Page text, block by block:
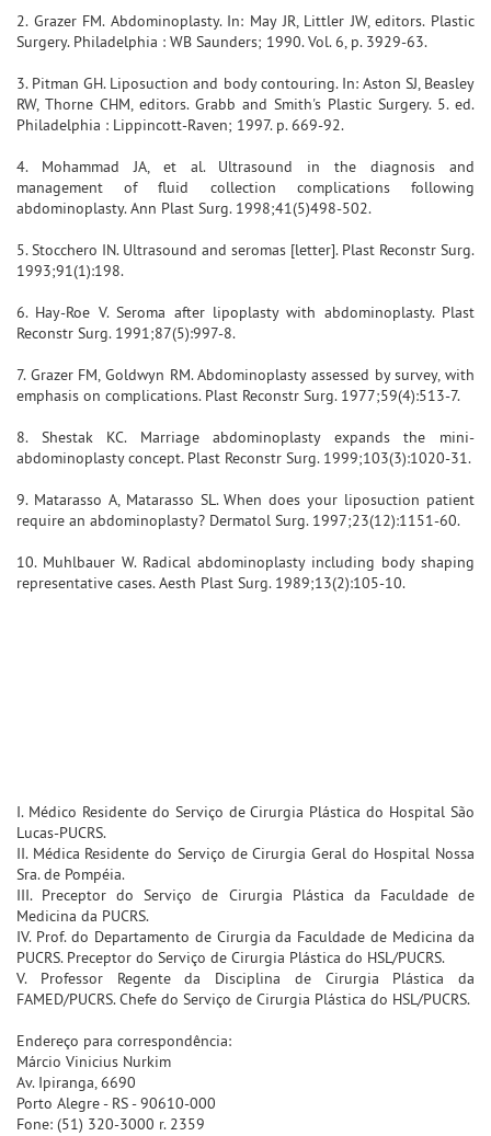
2. Grazer FM. Abdominoplasty. In: May JR, Littler JW, editors. Plastic
Surgery. Philadelphia : WB Saunders; 1990. Vol. 6, p. 3929-63.
3. Pitman GH. Liposuction and body contouring. In: Aston SJ, Beasley
RW, Thorne CHM, editors. Grabb and Smith's Plastic Surgery. 5. ed.
Philadelphia : Lippincott-Raven; 1997. p. 669-92.
4. Mohammad JA, et al. Ultrasound in the diagnosis and
management of fluid collection complications following
abdominoplasty. Ann Plast Surg. 1998;41(5)498-502.
5. Stocchero IN. Ultrasound and seromas [letter]. Plast Reconstr Surg.
1993;91(1):198.
6. Hay-Roe V. Seroma after lipoplasty with abdominoplasty. Plast
Reconstr Surg. 1991;87(5):997-8.
7. Grazer FM, Goldwyn RM. Abdominoplasty assessed by survey, with
emphasis on complications. Plast Reconstr Surg. 1977;59(4):513-7.
8. Shestak KC. Marriage abdominoplasty expands the mini-
abdominoplasty concept. Plast Reconstr Surg. 1999;103(3):1020-31.
9. Matarasso A, Matarasso SL. When does your liposuction patient
require an abdominoplasty? Dermatol Surg. 1997;23(12):1151-60.
10. Muhlbauer W. Radical abdominoplasty including body shaping
representative cases. Aesth Plast Surg. 1989;13(2):105-10.
I. Médico Residente do Serviço de Cirurgia Plástica do Hospital São
Lucas-PUCRS.
II. Médica Residente do Serviço de Cirurgia Geral do Hospital Nossa
Sra. de Pompéia.
III. Preceptor do Serviço de Cirurgia Plástica da Faculdade de
Medicina da PUCRS.
IV. Prof. do Departamento de Cirurgia da Faculdade de Medicina da
PUCRS. Preceptor do Serviço de Cirurgia Plástica do HSL/PUCRS.
V. Professor Regente da Disciplina de Cirurgia Plástica da
FAMED/PUCRS. Chefe do Serviço de Cirurgia Plástica do HSL/PUCRS.
Endereço para correspondência:
Márcio Vinicius Nurkim
Av. Ipiranga, 6690
Porto Alegre - RS - 90610-000
Fone: (51) 320-3000 r. 2359